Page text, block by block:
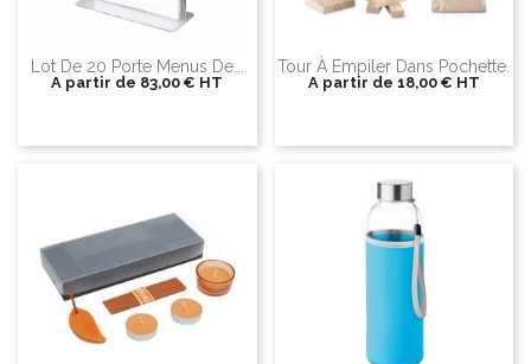
Lot De 20 Porte Menus De...
A partir de 83,00 € HT
Tour À Empiler Dans Pochette.
A partir de 18,00 € HT